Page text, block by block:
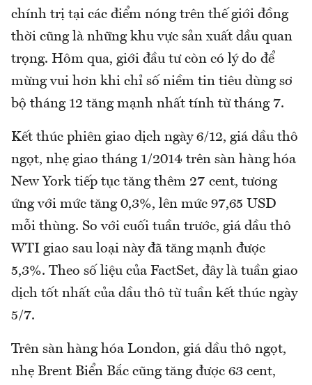
chính trị tại các điểm nóng trên thế giới đồng
thời cũng là những khu vực sản xuất dầu quan
trọng. Hôm qua, giới đầu tư còn có lý do để
mừng vui hơn khi chỉ số niềm tin tiêu dùng sơ
bộ tháng 12 tăng mạnh nhất tính từ tháng 7.
Kết thúc phiên giao dịch ngày 6/12, giá dầu thô
ngọt, nhẹ giao tháng 1/2014 trên sàn hàng hóa
New York tiếp tục tăng thêm 27 cent, tương
ứng với mức tăng 0,3%, lên mức 97,65 USD
mỗi thùng. So với cuối tuần trước, giá dầu thô
WTI giao sau loại này đã tăng mạnh được
5,3%. Theo số liệu của FactSet, đây là tuần giao
dịch tốt nhất của dầu thô từ tuần kết thúc ngày
5/7.
Trên sàn hàng hóa London, giá dầu thô ngọt,
nhẹ Brent Biển Bắc cũng tăng được 63 cent,